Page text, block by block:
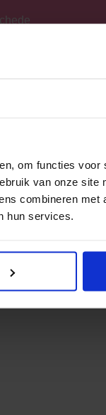
om functies voor
van onze site
combineren met
hun services.
Heb je vragen?